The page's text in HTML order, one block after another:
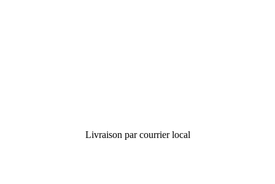
Livraison par courrier local